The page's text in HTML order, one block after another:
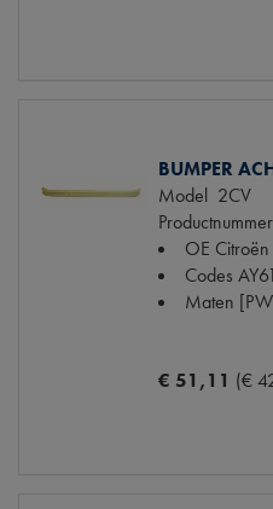
BUMPER
Model 2CV
Productnummer
OE Citroën
Codes
Maten
€ 51,11 (€